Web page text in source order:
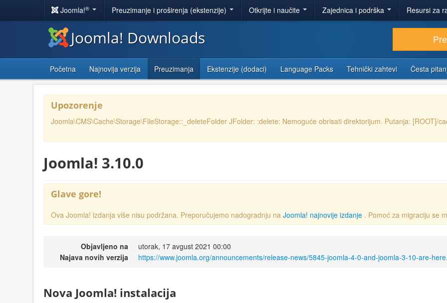
Joomla!® Preuzimanje i proširenja (ekstenzije) Otkrijte i naučite Zajednica i podrška Resursi za
Joomla! Downloads
Početna Najnovija verzija Preuzimanja Ekstenzije (dodaci) Language Packs Tehnički zahtevi Česta
Upozorenje
Joomla\CMS\Cache\Storage\FileStorage::_deleteFolder JFolder: :delete: Nemoguće obrisati direktorijum. Putanja: [ROOT]/
Joomla! 3.10.0
Glave gore!
Ova Joomla! izdanja više nisu podržana. Preporučujemo nadogradnju na Joomla! najnovije izdanje . Pomoć za migraciju se
Objavljeno na
utorak, 17 avgust 2021 00:00
Najava novih verzija
https://www.joomla.org/announcements/release-news/5845-joomla-4-0-and-joomla-3-10-are-
Nova Joomla! instalacija